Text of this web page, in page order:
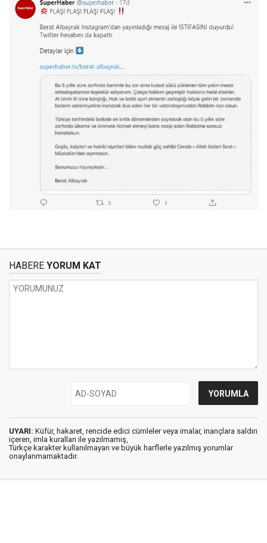
HABERE YORUM KAT
UYARI: Küfür, hakaret, rencide edici cümleler veya imalar, inançlara saldırı
içeren, imla kuralları ile yazılmamış,
Türkçe karakter kullanılmayan ve büyük harflerle yazılmış yorumlar
onaylanmamaktadır.